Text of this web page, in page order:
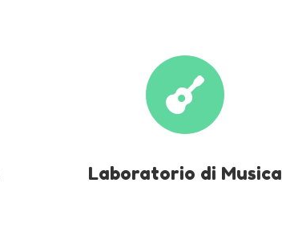

Laboratorio di Musica